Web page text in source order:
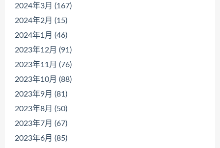
2024年3月 (167)
2024年2月 (15)
2024年1月 (46)
2023年12月 (91)
2023年11月 (76)
2023年10月 (88)
2023年9月 (81)
2023年8月 (50)
2023年7月 (67)
2023年6月 (85)